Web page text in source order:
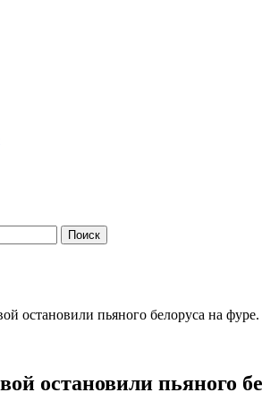
остановили пьяного белоруса на фуре.
остановили пьяного